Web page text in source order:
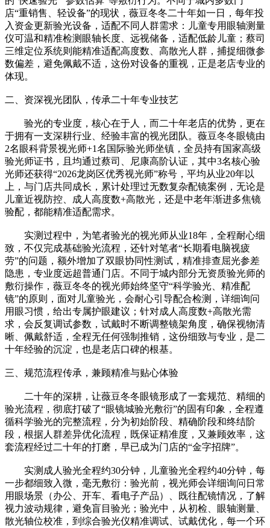
店“重销售、轻设备”的现状，薇豆冬冬二十年如一日，每年投
入资金更新验光设备，适配不同人群需求：儿童专用眼轴测量
仪可温和精准检测眼轴长度、远视储备，适配低龄儿童；蔡司
三维定位系统则能精准适配高度数、高散光人群，捕捉细微参
数偏差，避免佩戴不适，这份对设备的重视，正是老店专业的
体现。
二、资深视光团队，传承二十年专业技艺
验光的专业度，核心在于人，而二十年老店的优势，更在
于拥有一支深耕行业、经验丰富的视光团队。薇豆冬冬眼镜由
2名眼科背景视光师+1名国际验光师坐镇，全员持有国家高级
验光师证书，且均通过蔡司、尼康高阶认证，其中3名核心验
光师还获得“2026龙岗区优秀视光师”称号，平均从业20年以
上，与门店共同成长，累计处理过无数复杂配镜案例，无论是
儿童近视防控、成人高度数+高散光，还是中老年渐进多焦镜
验配，都能精准适配需求。
实测过程中，为笔者验光的视光师从业18年，全程耐心细
致，不仅完成基础验光流程，还针对笔者“长期看电脑视疲
劳”的问题，额外增加了双眼协同性测试，精准排查屈光参差
隐患，专业度远超普通门店。不同于城内部分无资质验光师的
敷衍操作，薇豆冬冬的视光师始终坚守“科学验光、精准配
镜”的原则，面对儿童验光，会耐心引导配合检测，详细询问
用眼习惯，给出专属护眼建议；针对成人高度数+高散光需
求，会反复调试参数，试戴时不断调整镜架角度，确保视物清
晰、佩戴舒适，全程无任何强制推销，这份细致与专业，是二
十年经验的沉淀，也是老店口碑的根基。
三、规范流程传承，兼顾精准与贴心体验
二十年的深耕，让薇豆冬冬眼镜形成了一套规范、精细的
验光流程，彻底打破了“眼镜城验光敷衍”的固有印象，全程遵
循科学验光的完整流程，分为初始阶段、精确阶段和终结阶
段，根据人群差异优化流程，既保证精准度，又兼顾效率，这
套流程经过二十年的打磨，早已成为门店的“金字招牌”。
实测成人验光全程约30分钟，儿童验光全程约40分钟，每
一步都细致入微，毫无敷衍：验光前，视光师会详细询问日常
用眼场景（办公、开车、看电子产品）、既往配镜情况，了解
视力波动规律，避免盲目验光；验光中，从初检、眼轴测量、
散光轴位校准，到综合验光仪精准调试、试戴优化，每一个环